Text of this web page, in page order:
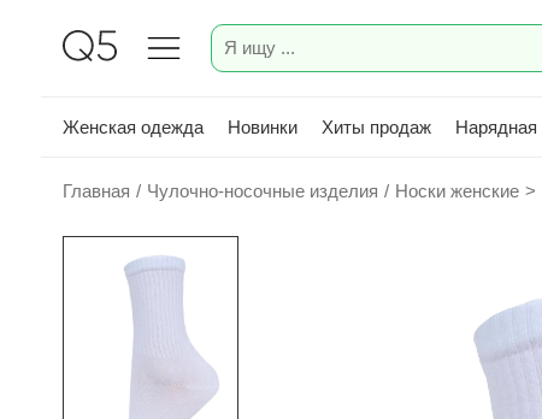
Женская одежда Новинки Хиты продаж Нарядная
Главная / Чулочно-носочные изделия / Носки женские >